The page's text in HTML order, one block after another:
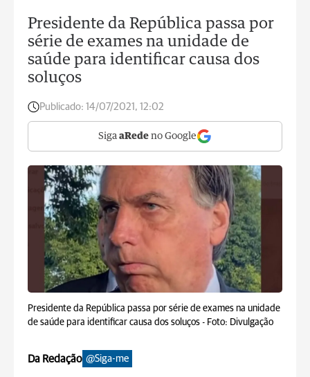
Presidente da República passa por
série de exames na unidade de
saúde para identificar causa dos
soluços
Publicado: 14/07/2021, 12:02
Siga aRede no Google
Presidente da República passa por série de exames na unidade
de saúde para identificar causa dos soluços - Foto: Divulgação
Da Redação @Siga-me